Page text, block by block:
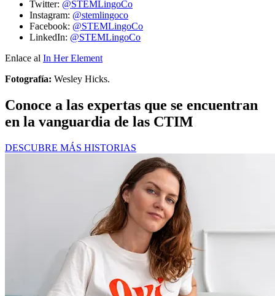
Twitter: @STEMLingoCo
Instagram: @stemlingoco
Facebook: @STEMLingoCo
LinkedIn: @STEMLingoCo
Enlace al In Her Element
Fotografía: Wesley Hicks.
Conoce a las expertas que se encuentran
en la vanguardia de las CTIM
DESCUBRE MÁS HISTORIAS